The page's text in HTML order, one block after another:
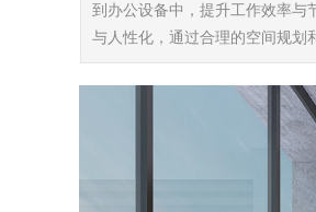
到办公设备中，提升工作效率与
与人性化，通过合理的空间规划